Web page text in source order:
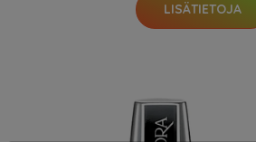
LISÄTIETOJA